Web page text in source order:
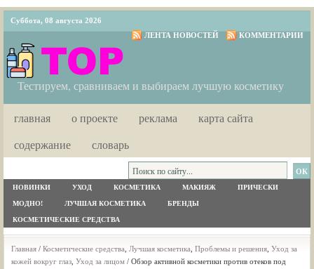
Суббота, 08 августа 2026
ЛЕНТА НОВОСТЕЙ
КОММЕНТАРИИ
Тестируем, сравниваем и выбираем лучшую косметику
главная о проекте реклама
карта сайта
содержание
словарь
НОВИНКИ УХОД КОСМЕТИКА МАКИЯЖ ПРИЧЕСКИ
МОДНО! ЛУЧШАЯ КОСМЕТИКА БРЕНДЫ
КОСМЕТИЧЕСКИЕ СРЕДСТВА
Главная / Косметические средства Лучшая косметика Проблемы и решения Уход за
кожей вокруг глаз Уход за лицом / Обзор активной косметики против отеков под